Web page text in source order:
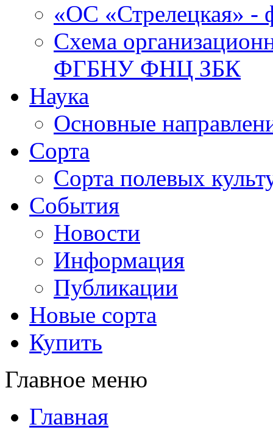
«ОС «Стрелецкая»
Схема
ФГБНУ ФНЦ ЗБК
Наука
Основные
Сорта
Сорта полевых
События
Новости
Информация
Публикации
Новые сорта
Купить
Главное меню
Главная